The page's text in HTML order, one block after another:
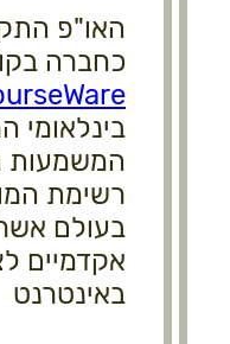
האו"פ
כחברה
המשמעות
רשימת
בעולם
אקדמיים
באינטרנט